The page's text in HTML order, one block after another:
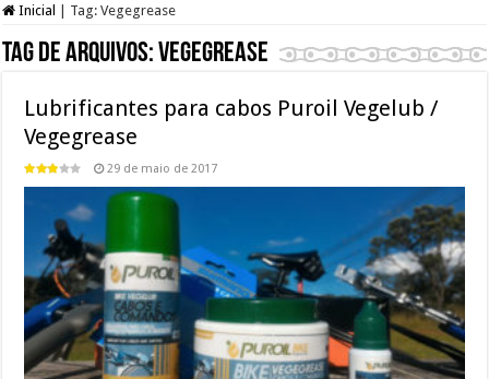
Inicial Tag:Vegegrease
Tag de arquivos:Vegegrease
Lubrificantes para cabos Puroil Vegelub /
Vegegrease
29 de maio de 2017